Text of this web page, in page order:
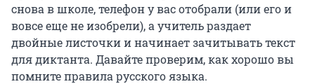
снова в школе, телефон у вас отобрали (или его и
вовсе еще не изобрели), а учитель раздает
двойные листочки и начинает зачитывать текст
для диктанта. Давайте проверим, как хорошо вы
помните правила русского языка.